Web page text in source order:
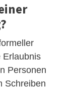
Erlaubnis
Personen
Schreiben